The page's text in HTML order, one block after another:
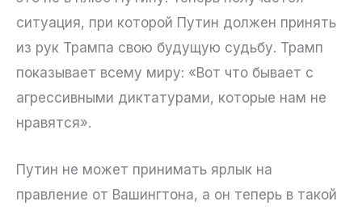
ситуация, при которой Путин должен принять
из рук Трампа свою будущую судьбу. Трамп
показывает всему миру: «Вот что бывает с
агрессивными диктатурами, которые нам не
нравятся».
Путин не может принимать ярлык на
правление от Вашингтона, а он теперь в такой